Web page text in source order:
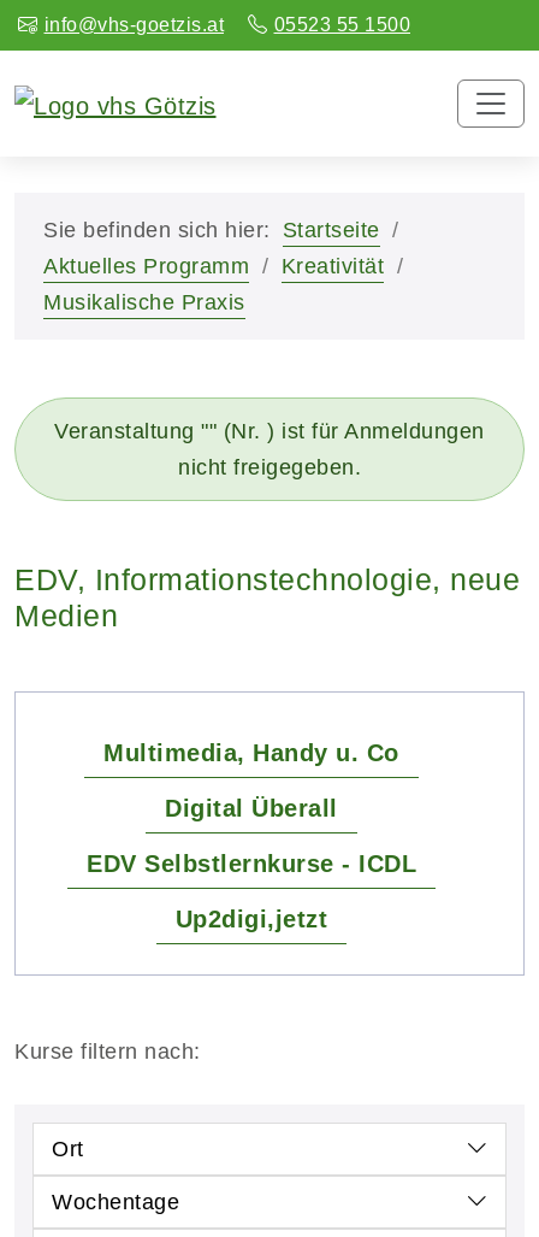
info@vhs-goetzis.at 05523 55 1500
Sie befinden sich hier:
Startseite
Aktuelles Programm
Kreativität
Musikalische Praxis
Veranstaltung "" (Nr. ) ist für Anmeldungen
nicht freigegeben.
EDV, Informationstechnologie, neue
Medien
Multimedia, Handy u. Co
Digital Überall
EDV Selbstlernkurse - ICDL
Up2digi,jetzt
Kurse filtern nach:
Ort
Wochentage